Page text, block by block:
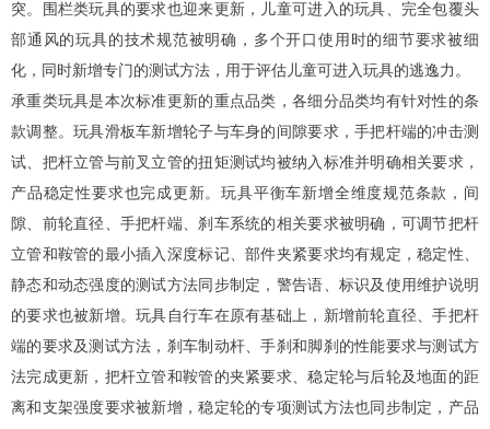
突。围栏类玩具的要求也迎来更新，儿童可进入的玩具、完全包覆头
部通风的玩具的技术规范被明确，多个开口使用时的细节要求被细
化，同时新增专门的测试方法，用于评估儿童可进入玩具的逃逸力。
承重类玩具是本次标准更新的重点品类，各细分品类均有针对性的条
款调整。玩具滑板车新增轮子与车身的间隙要求，手把杆端的冲击测
试、把杆立管与前叉立管的扭矩测试均被纳入标准并明确相关要求，
产品稳定性要求也完成更新。玩具平衡车新增全维度规范条款，间
隙、前轮直径、手把杆端、刹车系统的相关要求被明确，可调节把杆
立管和鞍管的最小插入深度标记、部件夹紧要求均有规定，稳定性、
静态和动态强度的测试方法同步制定，警告语、标识及使用维护说明
的要求也被新增。玩具自行车在原有基础上，新增前轮直径、手把杆
端的要求及测试方法，刹车制动杆、手刹和脚刹的性能要求与测试方
法完成更新，把杆立管和鞍管的夹紧要求、稳定轮与后轮及地面的距
离和支架强度要求被新增，稳定轮的专项测试方法也同步制定，产品